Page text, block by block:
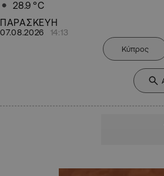
28.9 °C
ΠΑΡΑΣΚΕΥΗ
07.08.2026 14:13
Κύπρος